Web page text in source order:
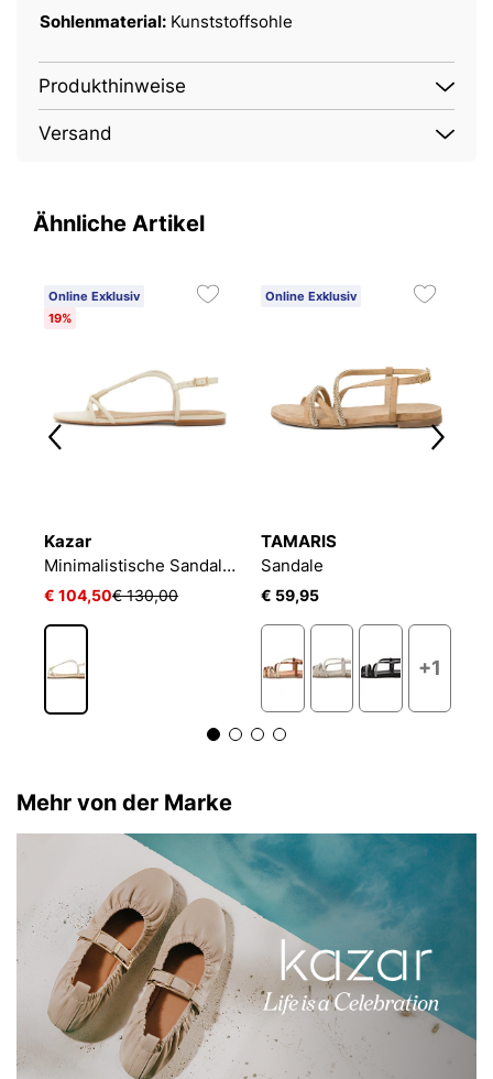
Sohlenmaterial: Kunststoffsohle
Produkthinweise
Versand
Ähnliche Artikel
Online Exklusiv
19%
Kazar
Minimalistische Sandalen mit flacher Sohle
€ 104,50€ 130,00
Online Exklusiv
TAMARIS
Sandale
€ 59,95
+1
Mehr von der Marke